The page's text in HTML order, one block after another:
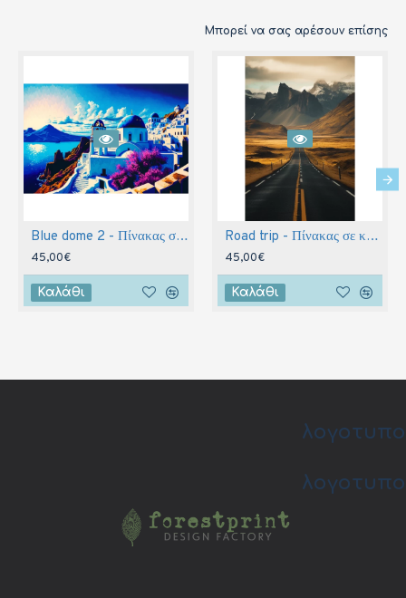
Μπορεί να σας αρέσουν επίσης
Blue dome 2 - Πίνακας σε καμβά
45,00€
Καλάθι
Road trip - Πίνακας σε καμβά
45,00€
Καλάθι
λογοτυπο
λογοτυπο